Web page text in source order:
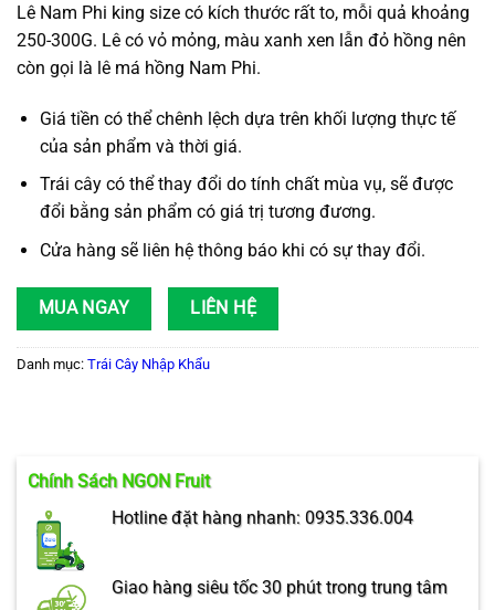
Lê Nam Phi king size có kích thước rất to, mỗi quả khoảng
250-300G. Lê có vỏ mỏng, màu xanh xen lẫn đỏ hồng nên
còn gọi là lê má hồng Nam Phi.
Giá tiền có thể chênh lệch dựa trên khối lượng thực tế
của sản phẩm và thời giá.
Trái cây có thể thay đổi do tính chất mùa vụ, sẽ được
đổi bằng sản phẩm có giá trị tương đương.
Cửa hàng sẽ liên hệ thông báo khi có sự thay đổi.
MUA NGAY LIÊN HỆ
Danh mục: Trái Cây Nhập Khẩu
Chính Sách NGON Fruit
Hotline đặt hàng nhanh: 0935.336.004
Giao hàng siêu tốc 30 phút trong trung tâm